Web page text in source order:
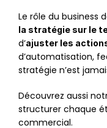
Le rôle du business
la stratégie sur le
d’ajuster les
d’automatisation,
stratégie n’est
Découvrez aussi
structurer chaque
commercial.